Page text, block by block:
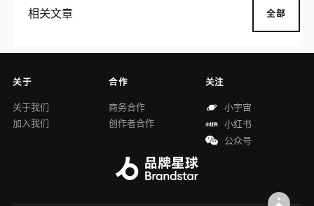
相关文章 全部
关于
关于我们
加入我们
合作
商务合作
创作者合作
关注
小宇宙
小红书
公众号